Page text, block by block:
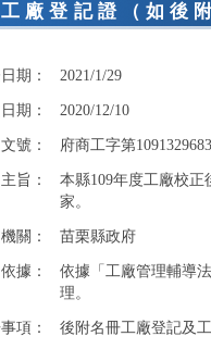
工廠登記證（如後
期：
2021/1/29
期：
2020/12/10
號：
府商工字第
主旨：
本縣109年度工廠校
家。
關：
苗栗縣政府
依據：
依據「工廠管理輔導
理。
項：
後附名冊工廠登記及